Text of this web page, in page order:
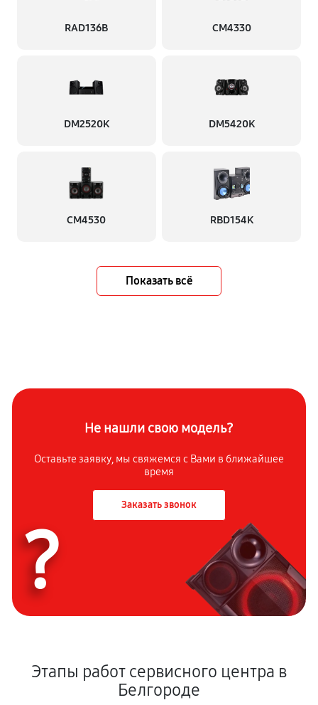
RAD136B CM4330
DM2520K DM5420K
CM4530 RBD154K
Показать всё
Не нашли свою модель?
Оставьте заявку, мы свяжемся с Вами в ближайшее
время
Заказать звонок
?
Этапы работ сервисного центра в
Белгороде